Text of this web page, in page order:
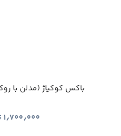
باکس کوکیاژ (مدلن با
۱٫۷۰۰٫۰۰۰